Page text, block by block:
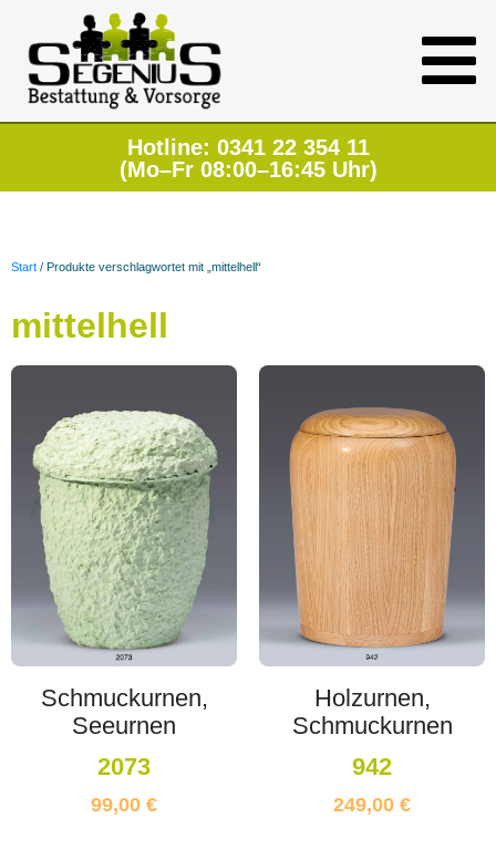
Hotline: 0341 22 354 11
(Mo–Fr 08:00–16:45 Uhr)
Start / Produkte verschlagwortet mit „mittelhell“
mittelhell
Schmuckurnen,
Seeurnen
2073
99,00 €
Holzurnen,
Schmuckurnen
942
249,00 €